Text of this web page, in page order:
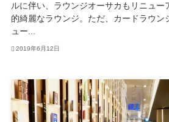
ルに伴い、ラウンジオーサカもリニュー
的綺麗なラウンジ。ただ、カードラウン
ュー...
2019年6月12日